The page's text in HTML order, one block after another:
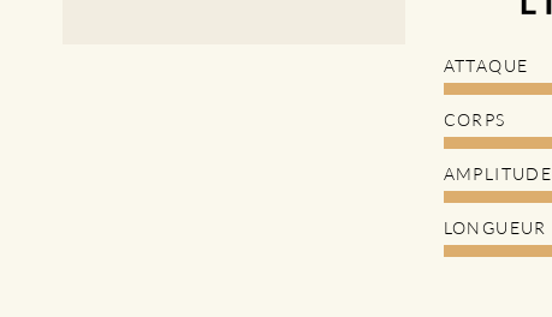
ATTAQUE
CORPS
AMPLITUDE
LONGUEUR